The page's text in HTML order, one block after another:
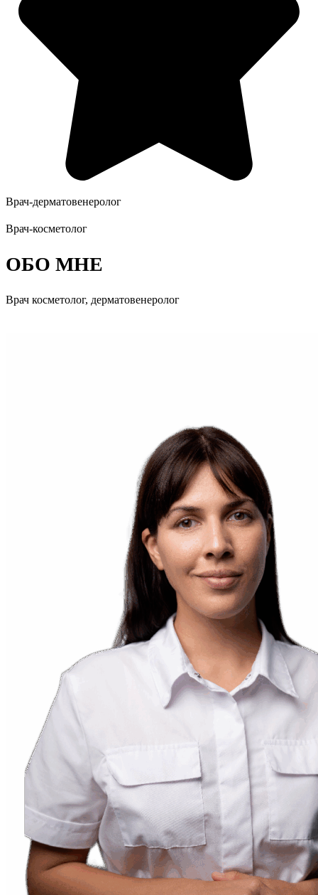
Врач-дерматовенеролог
Врач-косметолог
ОБО МНЕ
Врач косметолог, дерматовенеролог